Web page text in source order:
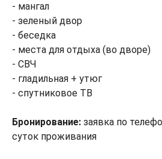
- мангал
- зеленый двор
- беседка
- места для отдыха (во дворе)
- СВЧ
- гладильная + утюг
- спутниковое ТВ
Бронирование: заявка по
суток проживания